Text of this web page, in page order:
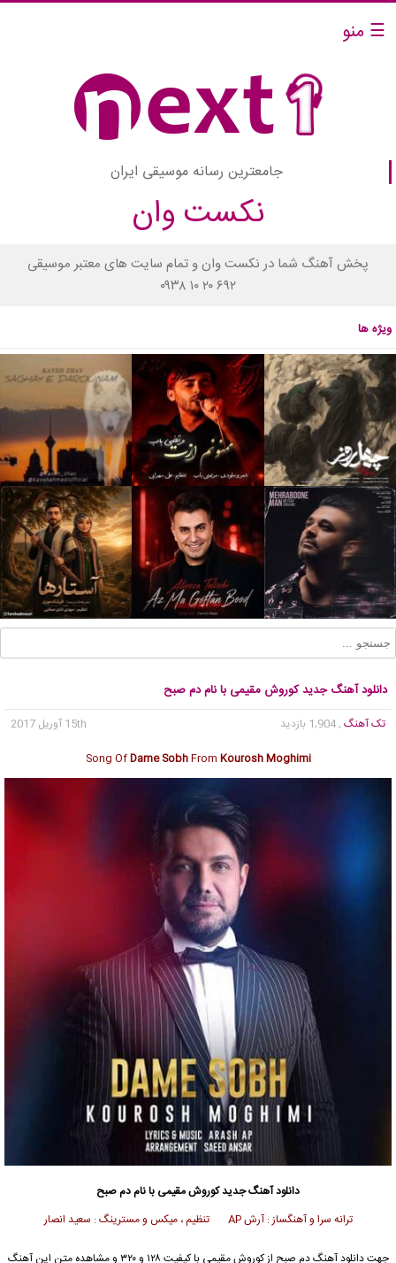
☰ منو
جامعترین رسانه موسیقی ایران
نکست وان
پخش آهنگ شما در نکست وان و تمام سایت های معتبر موسیقی
۰۹۳۸ ۱۰ ۲۰ ۶۹۲
ویژه ها
دانلود آهنگ جدید کوروش مقیمی با نام دم صبح
تک آهنگ , 1,904 بازدید
15th آوریل 2017
Song OfDame SobhFrom Kourosh Moghimi
دانلود آهنگ جدیدکوروش مقیمی با نام دم صبح
ترانه سرا و آهنگساز : آرش AP تنظیم ، میکس و مسترینگ : سعید انصار
جهت دانلود آهنگ دم صبح ازکوروش مقیمی
با کیفیت ۱۲۸ و ۳۲۰ و مشاهده متن این آهنگ